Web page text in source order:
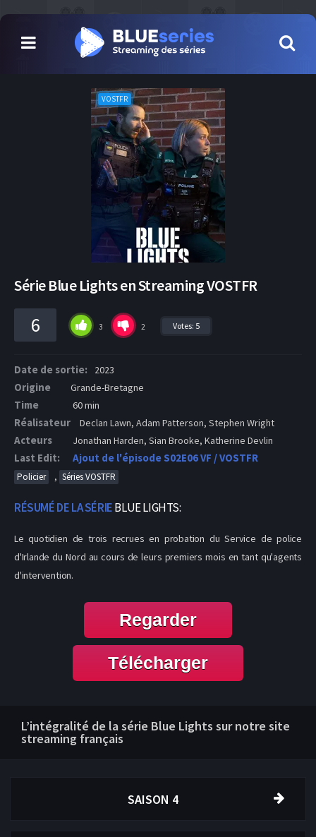
VOSTFR
Série Blue Lights en Streaming VOSTFR
6 3 2 Votes: 5
Date de sortie: 2023
Origine Grande-Bretagne
Time 60 min
Réalisateur Declan Lawn, Adam Patterson, Stephen Wright
Acteurs Jonathan Harden, Sian Brooke, Katherine Devlin
Last Edit: Ajout de l'épisode S02E06 VF / VOSTFR
Policier , Séries VOSTFR
RÉSUMÉ DE LA SÉRIEBLUE LIGHTS:
Le quotidien de trois recrues en probation du Service de police
d'Irlande du Nord au cours de leurs premiers mois en tant qu'agents
d'intervention.
Regarder
Télécharger
L’intégralité de la série Blue Lights sur notre site
streaming français
SAISON 4